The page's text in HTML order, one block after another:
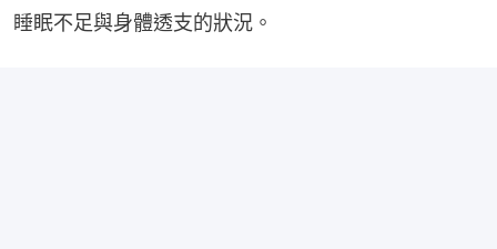
睡眠不足與身體透支的狀況。